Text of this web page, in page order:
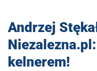
Andrzej
kelnerem!